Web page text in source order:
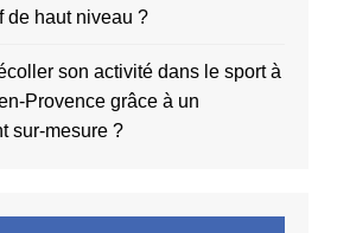
de haut niveau ?
son activité dans le sport à
Provence grâce à un
sur-mesure ?